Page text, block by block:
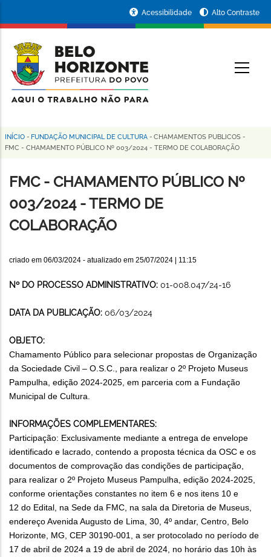
conteúdo
principal
da
Prefeitura
de
Horizonte
Acessibilidade Alto Contraste
Trilha
navegação
INÍCIO - FUNDAÇÃO MUNICIPAL DE CULTURA - CHAMAMENTOS PUBLICOS -
FMC - CHAMAMENTO PÚBLICO Nº 003/2024 - TERMO DE COLABORAÇÃO
FMC - CHAMAMENTO PÚBLICO Nº
003/2024 - TERMO DE
COLABORAÇÃO
criado em 06/03/2024 - atualizado em 25/07/2024 | 11:15
Nº DO PROCESSO ADMINISTRATIVO: 01-008.047/24-16
DATA DA PUBLICAÇÃO: 06/03/2024
OBJETO:
Chamamento Público para selecionar propostas de Organização
da Sociedade Civil – O.S.C., para realizar o 2º Projeto Museus
Pampulha, edição 2024-2025, em parceria com a Fundação
Municipal de Cultura.
INFORMAÇÕES COMPLEMENTARES:
Participação: Exclusivamente mediante a entrega de envelope
identificado e lacrado, contendo a proposta técnica da OSC e os
documentos de comprovação das condições de participação,
para realizar o 2º Projeto Museus Pampulha, edição 2024-2025,
conforme orientações constantes no item 6 e nos itens 10 e
12 do Edital, na Sede da FMC, na sala da Diretoria de Museus,
endereço Avenida Augusto de Lima, 30, 4º andar, Centro, Belo
Horizonte, MG, CEP 30190-001, a ser protocolado no período de
17 de abril de 2024 a 19 de abril de 2024, no horário das 10h às